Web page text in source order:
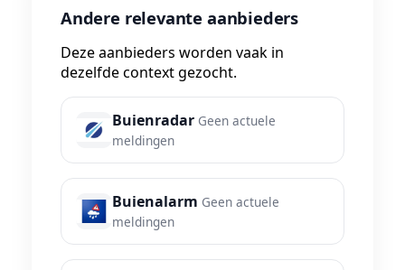
Andere relevante aanbieders
Deze aanbieders worden vaak in
dezelfde context gezocht.
Buienradar Geen actuele
meldingen
Buienalarm Geen actuele
meldingen